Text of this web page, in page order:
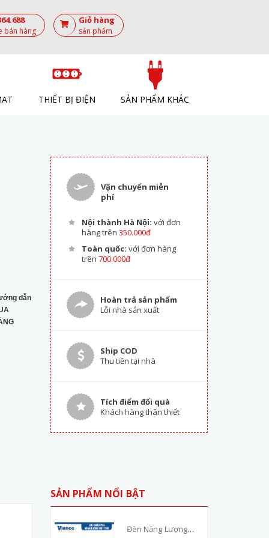
bán hàng
Giỏ hàng
sản phẩm
THIẾT BỊ ĐIỆN SẢN PHẨM KHÁC
dẫn
Vận chuyển miễn
phí
Nội thành Hà Nội: với đơn
hàng trên 350.000đ
Toàn quốc: với đơn hàng
trên 700.000đ
Hoàn trả sản phẩm
Lỗi nhà sản xuất
Ship COD
Thu tiền tại nhà
Tích điểm đổi quà
Khách hàng thân thiết
SẢN PHẨM NỔI BẬT
Đèn Năng Lượng